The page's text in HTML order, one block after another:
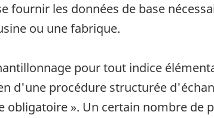
fournir les données de base
ou une fabrique.
pour tout indice
d'une procédure structurée
obligatoire ». Un certain nombre de